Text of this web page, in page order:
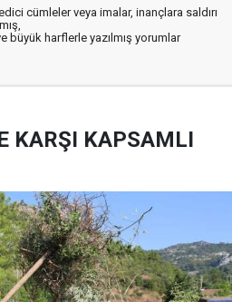
cümleler veya imalar, inançlara saldırı
büyük harflerle yazılmış yorumlar
KARŞI KAPSAMLI